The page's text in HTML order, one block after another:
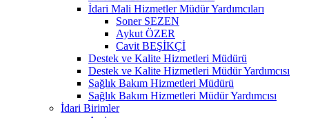
İdari Mali Hizmetler Müdür Yardımcıları
Soner SEZEN
Aykut ÖZER
Cavit BEŞİKÇİ
Destek ve Kalite Hizmetleri Müdürü
Destek ve Kalite Hizmetleri Müdür Yardımcısı
Sağlık Bakım Hizmetleri Müdürü
Sağlık Bakım Hizmetleri Müdür Yardımcısı
İdari Birimler